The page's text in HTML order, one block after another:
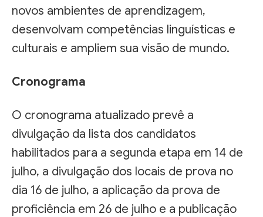
novos ambientes de aprendizagem,
desenvolvam competências linguísticas e
culturais e ampliem sua visão de mundo.
Cronograma
O cronograma atualizado prevê a
divulgação da lista dos candidatos
habilitados para a segunda etapa em 14 de
julho, a divulgação dos locais de prova no
dia 16 de julho, a aplicação da prova de
proficiência em 26 de julho e a publicação